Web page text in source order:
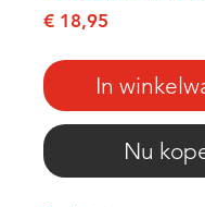
€ 18,95
In
Nu